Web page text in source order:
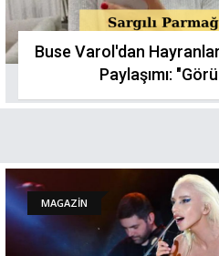
Buse Varol'dan
Paylaşımı:
MAGAZİN